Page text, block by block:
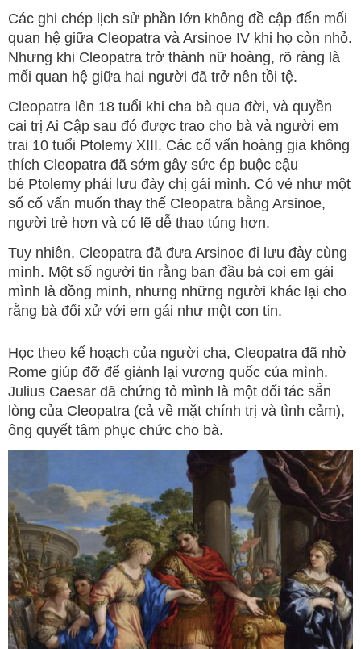
Các ghi chép lịch sử phần lớn không đề cập đến mối
quan hệ giữa Cleopatra và Arsinoe IV khi họ còn nhỏ.
Nhưng khi Cleopatra trở thành nữ hoàng, rõ ràng là
mối quan hệ giữa hai người đã trở nên tồi tệ.
Cleopatra lên 18 tuổi khi cha bà qua đời, và quyền
cai trị Ai Cập sau đó được trao cho bà và người em
trai 10 tuổi Ptolemy XIII. Các cố vấn hoàng gia không
thích Cleopatra đã sớm gây sức ép buộc cậu
bé Ptolemy phải lưu đày chị gái mình. Có vẻ như một
số cố vấn muốn thay thế Cleopatra bằng Arsinoe,
người trẻ hơn và có lẽ dễ thao túng hơn.
Tuy nhiên, Cleopatra đã đưa Arsinoe đi lưu đày cùng
mình. Một số người tin rằng ban đầu bà coi em gái
mình là đồng minh, nhưng những người khác lại cho
rằng bà đối xử với em gái như một con tin.
Học theo kế hoạch của người cha, Cleopatra đã nhờ
Rome giúp đỡ để giành lại vương quốc của mình.
Julius Caesar đã chứng tỏ mình là một đối tác sẵn
lòng của Cleopatra (cả về mặt chính trị và tình cảm),
ông quyết tâm phục chức cho bà.